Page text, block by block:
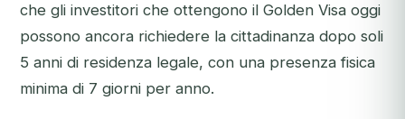
che gli investitori che ottengono il Golden Visa oggi
possono ancora richiedere la cittadinanza dopo soli
5 anni di residenza legale, con una presenza fisica
minima di 7 giorni per anno.